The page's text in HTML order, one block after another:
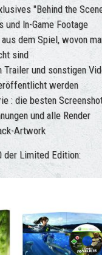
"Behind the
In-Game Footage
dem Spiel, wovon
sind
Trailer und sonstigen
werden
: die besten
und alle Render
Artwork
der Limited Edition: